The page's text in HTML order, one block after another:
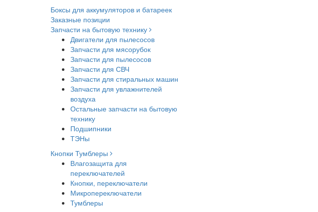
Боксы для аккумуляторов и батареек
Заказные позиции
Запчасти на бытовую технику
Двигатели для пылесосов
Запчасти для мясорубок
Запчасти для пылесосов
Запчасти для СВЧ
Запчасти для стиральных машин
Запчасти для увлажнителей
воздуха
Остальные запчасти на бытовую
технику
Подшипники
ТЭНы
Кнопки Тумблеры
Влагозащита для
переключателей
Кнопки, переключатели
Микропереключатели
Тумблеры